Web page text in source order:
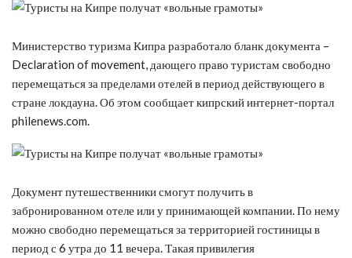
Министерство туризма Кипра разработало бланк документа –
Declaration of movement, дающего право туристам свободно
перемещаться за пределами отелей в период действующего в
стране локдауна. Об этом сообщает кипрский интернет-портал
philenews.com.
Документ путешественники смогут получить в
забронированном отеле или у принимающей компании. По нему
можно свободно перемещаться за территорией гостиницы в
период с 6 утра до 11 вечера. Такая привилегия